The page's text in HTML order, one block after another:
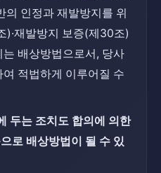
의 인정과 재발방지를 위
)·재발방지 보증(제30조)
는 배상방법으로서, 당사
적법하게 이루어질 수
두는 조치도 합의에 의한
로 배상방법이 될 수 있